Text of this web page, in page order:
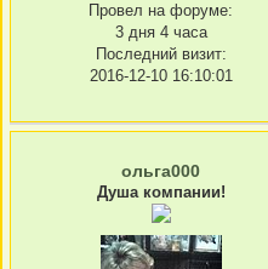
Провел на форуме:
3 дня 4 часа
Последний визит:
2016-12-10 16:10:01
ольга000
Душа компании!